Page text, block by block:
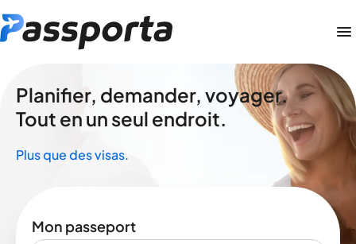
Planifier, demander, voyager.
Tout en un seul endroit.
Plus que des visas.
Mon passeport